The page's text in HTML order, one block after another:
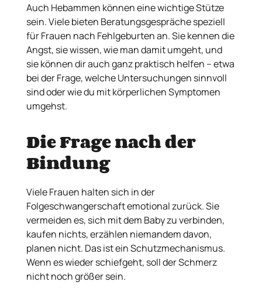
Auch Hebammen können eine wichtige Stütze
sein. Viele bieten Beratungsgespräche speziell
für Frauen nach Fehlgeburten an. Sie kennen die
Angst, sie wissen, wie man damit umgeht, und
sie können dir auch ganz praktisch helfen – etwa
bei der Frage, welche Untersuchungen sinnvoll
sind oder wie du mit körperlichen Symptomen
umgehst.
Die Frage nach der
Bindung
Viele Frauen halten sich in der
Folgeschwangerschaft emotional zurück. Sie
vermeiden es, sich mit dem Baby zu verbinden,
kaufen nichts, erzählen niemandem davon,
planen nicht. Das ist ein Schutzmechanismus.
Wenn es wieder schiefgeht, soll der Schmerz
nicht noch größer sein.